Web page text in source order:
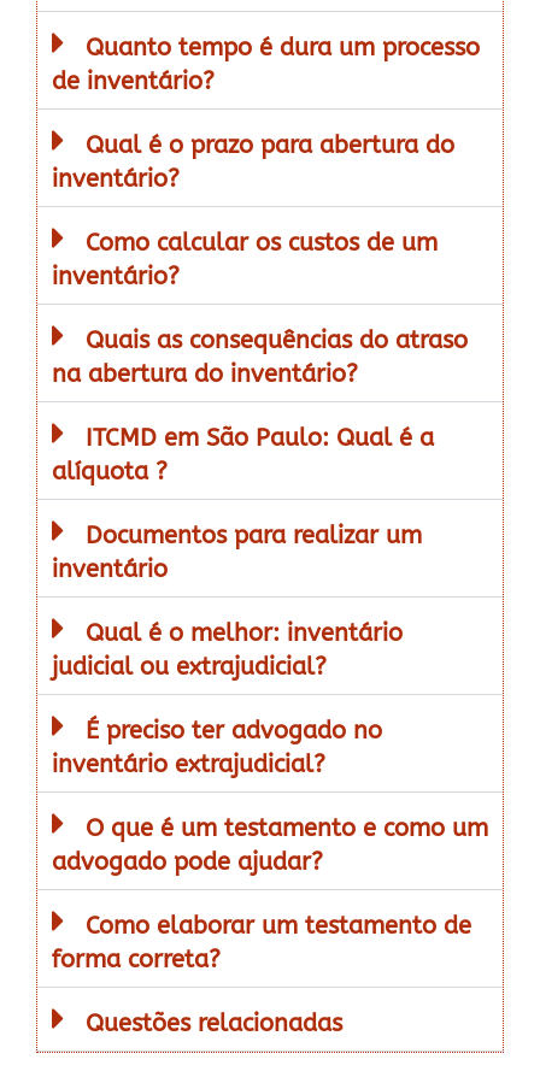
Quanto tempo é dura um processo
de inventário?
Qual é o prazo para abertura do
inventário?
Como calcular os custos de um
inventário?
Quais as consequências do atraso
na abertura do inventário?
ITCMD em São Paulo: Qual é a
alíquota ?
Documentos para realizar um
inventário
Qual é o melhor: inventário
judicial ou extrajudicial?
É preciso ter advogado no
inventário extrajudicial?
O que é um testamento e como um
advogado pode ajudar?
Como elaborar um testamento de
forma correta?
Questões relacionadas